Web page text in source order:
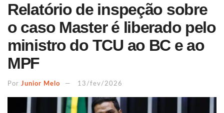
Relatório de inspeção sobre
o caso Master é liberado pelo
ministro do TCU ao BC e ao
MPF
Por Junior Melo 13/fev/2026